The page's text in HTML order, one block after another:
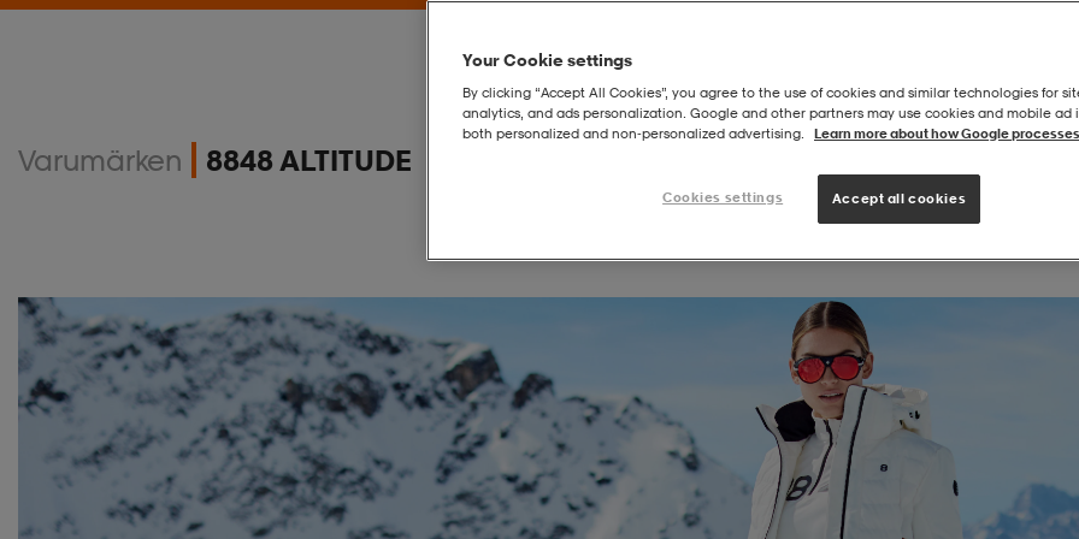
Varumärken 8848 ALTITUDE
Your Cookie settings
By clicking “Accept All Cookies”, you agree to the use of cookies and similar technologies for
analytics, and ads personalization. Google and other partners may use cookies and mobile ad
both personalized and non‑personalized advertising.
Learn more about how Google
Cookies settings Accept all cookies